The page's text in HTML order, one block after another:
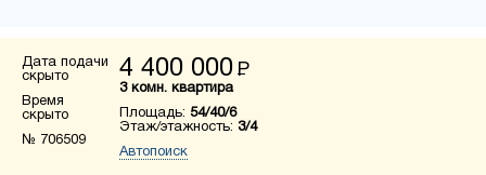
Дата подачи
скрыто
Время
скрыто
№ 706509
4 400 000 Р
3 комн. квартира
Площадь: 54/40/6
Этаж/этажность: 3/4
Автопоиск